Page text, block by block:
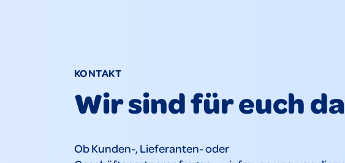
KONTAKT
Wir sind für euch da
Ob Kunden-, Lieferanten- oder